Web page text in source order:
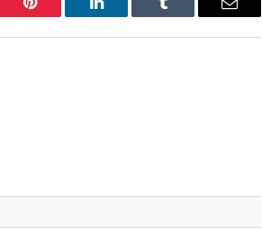
Pinterest LinkedIn Tumblr Email